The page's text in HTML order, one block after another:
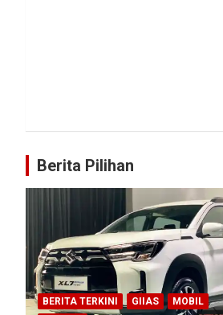
Berita Pilihan
BERITA TERKINI GIIAS MOBIL